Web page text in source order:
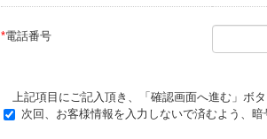
*電話番号
上記項目にご記入頂き、「確認画面へ進む」ボタ
次回、お客様情報を入力しないで済むよう、暗